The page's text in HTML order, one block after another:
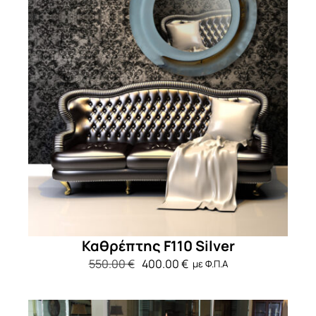
Καθρέπτης F110 Silver
550.00€
Original
was:
400.00€
Η
τιμή
με Φ.Π.Α